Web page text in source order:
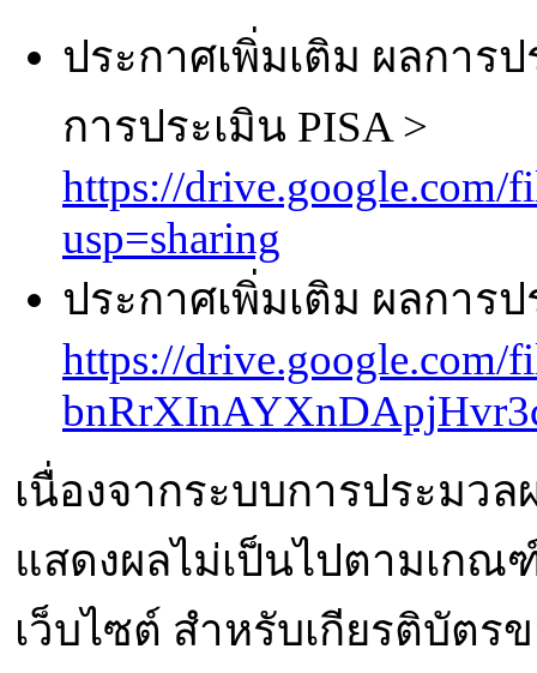
ประกาศเพิ่มเติม ผลกา
การประเมิน PISA >
https://drive.google.com/
usp=sharing
ประกาศเพิ่มเติม ผลกา
https://drive.google.com/
เนื่องจากระบบการประมว
แสดงผลไม่เป็นไปตามเก
เว็บไซต์ สำหรับเกียรติบัตร